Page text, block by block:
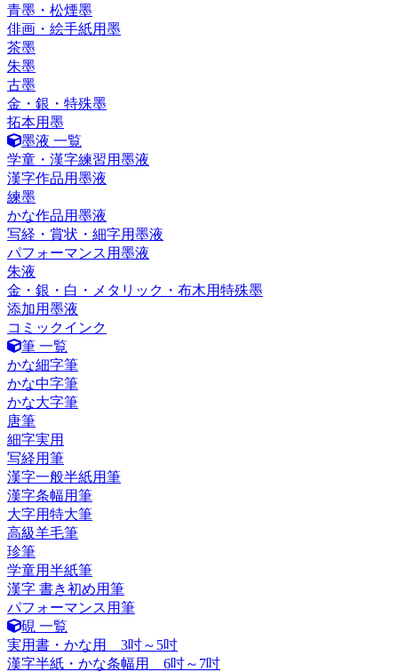
青墨・松煙墨
俳画・絵手紙用墨
茶墨
朱墨
古墨
金・銀・特殊墨
拓本用墨
墨液 一覧
学童・漢字練習用墨液
漢字作品用墨液
練墨
かな作品用墨液
写経・賞状・細字用墨液
パフォーマンス用墨液
朱液
金・銀・白・メタリック・布木用特殊墨
添加用墨液
コミックインク
筆 一覧
かな細字筆
かな中字筆
かな大字筆
唐筆
細字実用
写経用筆
漢字一般半紙用筆
漢字条幅用筆
大字用特大筆
高級羊毛筆
珍筆
学童用半紙筆
漢字 書き初め用筆
パフォーマンス用筆
硯 一覧
実用書・かな用 3吋～5吋
漢字半紙・かな条幅用 6吋～7吋